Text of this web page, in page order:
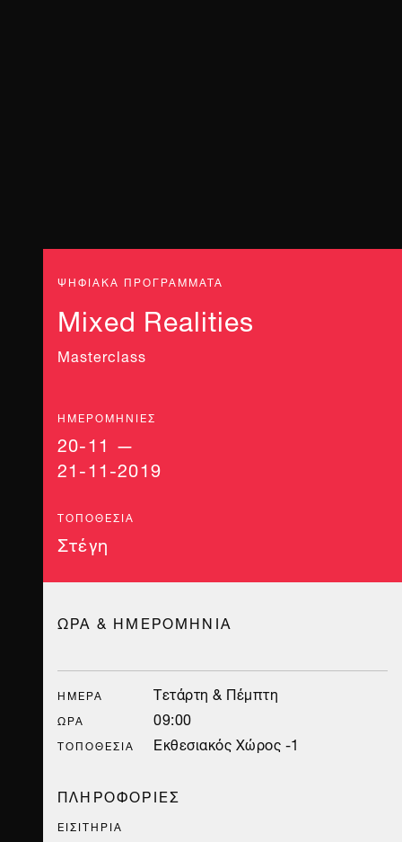
ΨΗΦΙΑΚΑ ΠΡΟΓΡΑΜΜΑΤΑ
Mixed Realities
Masterclass
ΗΜΕΡΟΜΗΝΊΕΣ
20-11 —
21-11-2019
ΤΟΠΟΘΕΣΊΑ
Στέγη
ΩΡΑ & ΗΜΕΡΟΜΗΝΙΑ
ΗΜΈΡΑ Τετάρτη & Πέμπτη
ΏΡΑ 09:00
ΤΟΠΟΘΕΣΊΑ
Εκθεσιακός Χώρος -1
ΠΛΗΡΟΦΟΡΙΕΣ
ΕΙΣΙΤΗΡΙΑ